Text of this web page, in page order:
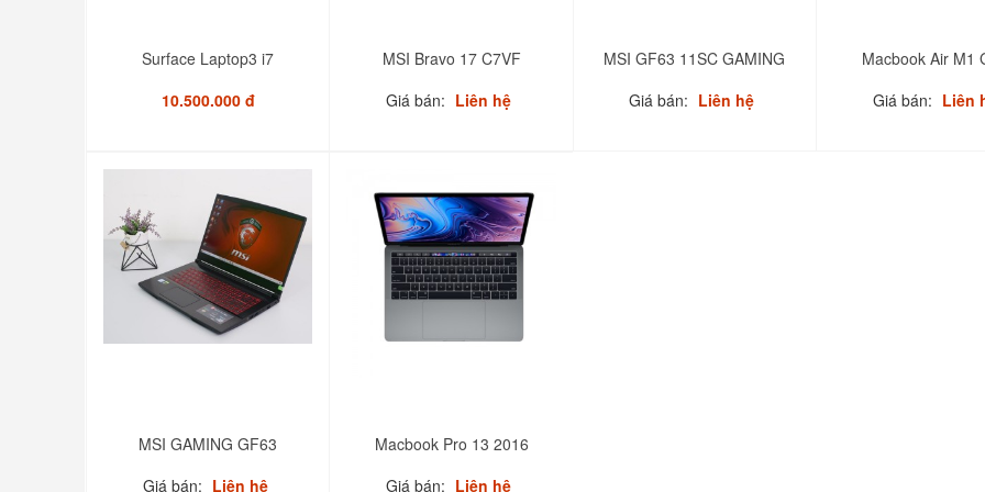
Surface Laptop3 i7
10.500.000 đ
MSI Bravo 17 C7VF
Giá bán: Liên hệ
MSI GF63 11SC GAMING
Giá bán: Liên hệ
Macbook Air M1
Giá bán: Liên
MSI GAMING GF63
Giá bán: Liên hệ
Macbook Pro 13 2016
Giá bán: Liên hệ